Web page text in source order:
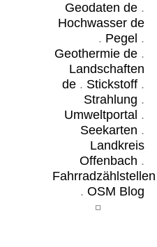
Geodaten de.
Hochwasser de
. Pegel .
Geothermie de.
Landschaften
de. Stickstoff.
Strahlung .
Umweltportal .
Seekarten .
Landkreis
Offenbach .
Fahrradzählstellen
. OSM Blog